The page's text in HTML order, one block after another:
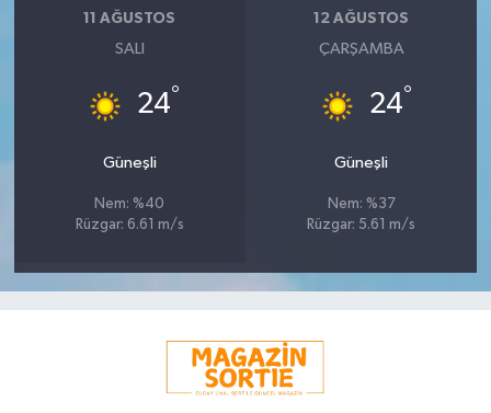
11 AĞUSTOS
SALI
24°
Güneşli
Nem: %40
Rüzgar: 6.61 m/s
12 AĞUSTOS
ÇARŞAMBA
24°
Güneşli
Nem: %37
Rüzgar: 5.61 m/s